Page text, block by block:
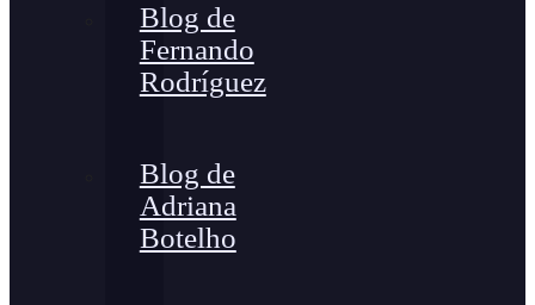
Blog de
Fernando
Rodríguez
Blog de
Adriana
Botelho